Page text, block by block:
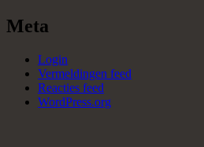
Meta
Login
Vermeldingen feed
Reacties feed
WordPress.org